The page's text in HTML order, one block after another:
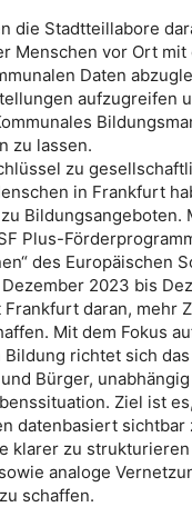
die Stadtteillabore
Menschen vor Ort mit
Daten
aufzugreifen
zu lassen.
zu
in Frankfurt
Bildungsangeboten.
Plus-
des Europäischen
2023 bis
daran, mehr
Mit dem Fokus
richtet sich
Bürger,
Ziel ist es,
datenbasiert sichtbar
klarer zu
analoge
schaffen.